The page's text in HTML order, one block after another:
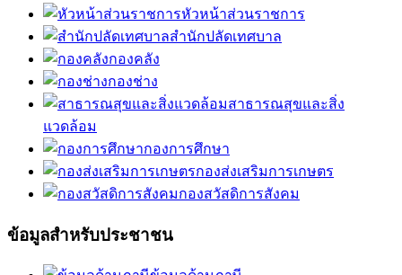
หัวหน้าส่วนราชการ
สำนักปลัดเทศบาล
กองคลัง
กองช่าง
สาธารณสุขและสิ่ง
แวดล้อม
กองการศึกษา
กองส่งเสริมการเกษตร
กองสวัสดิการสังคม
ข้อมูลสำหรับประชาชน